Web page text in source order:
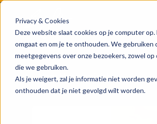
Privacy & Cookies
Deze website slaat cookies op je computer
omgaat en om je te onthouden. We
meetgegevens over onze bezoekers, zowel
die we gebruiken.
Als je weigert, zal je informatie niet worden
onthouden dat je niet gevolgd wilt worden.
HubSpot
HubSpot automations
HubSpot integraties
Over
Team
Contact
Naar blogoverzicht